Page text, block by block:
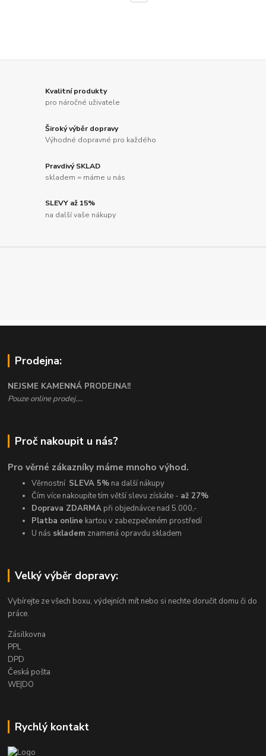
Kvalitní produkty
pro náročné uživatele
Široký výběr dopravy
Výhodné dopravné pro každého
Pravdivý SKLAD
skladem = máme u nás
SLEVY až 15%
na další vaše nákupy
Prodejna:
NEJSME KAMENNÁ PRODEJNA!!
Pouze online prodej....
Proč nakoupit u nás?
Pro věrné zákazníky máme mnoho výhod.
Věrnostní SLEVA 5% na další nákupy
Čím více nakoupíte tím větší slevu získáte - až 27%
Doprava ZDARMA při objednávce nad 5.000,-
Platba online kartou v zabezpečeném prostředí
U nás skladem znamená opravdu skladem
Velký výběr dopravy:
Vybírejte ze všech boxu, výdejních mít nebo si nechte doručit domu či do
práce.
Zásilkovna
PPL
DPD
Česká pošta
WE|DO
Rychlý kontakt